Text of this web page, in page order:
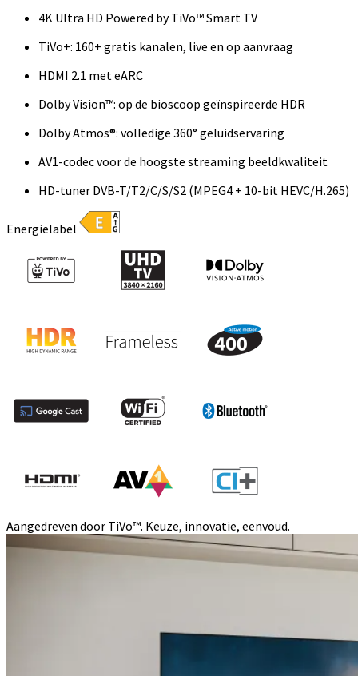
4K Ultra HD Powered by TiVo™ Smart TV
TiVo+: 160+ gratis kanalen, live en op aanvraag
HDMI 2.1 met eARC
Dolby Vision™: op de bioscoop geïnspireerde HDR
Dolby Atmos®: volledige 360° geluidservaring
AV1-codec voor de hoogste streaming beeldkwaliteit
HD-tuner DVB-T/T2/C/S/S2 (MPEG4 + 10-bit HEVC/H.265)
Energielabel
Aangedreven door TiVo™. Keuze, innovatie, eenvoud.